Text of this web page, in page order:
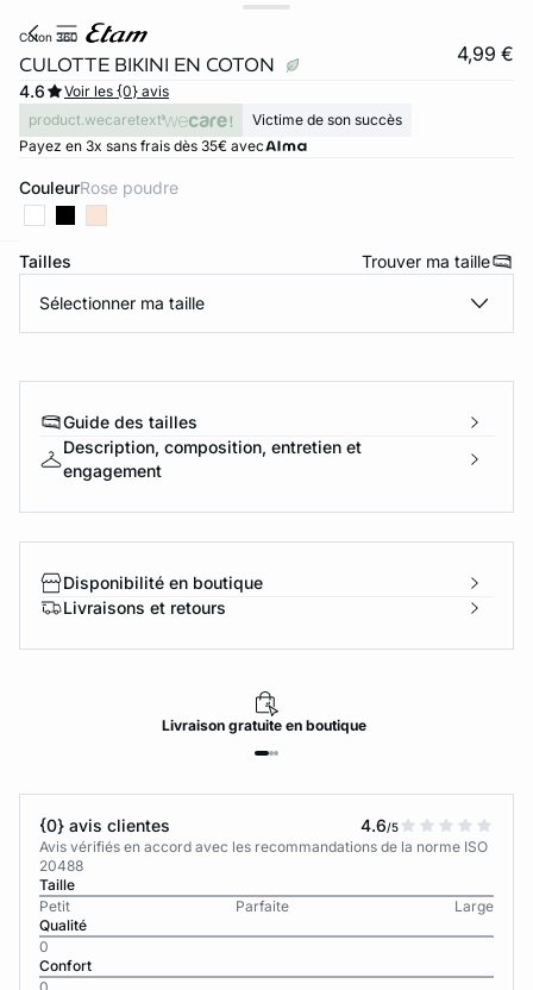
coton 360
CULOTTE BIKINI EN COTON 4,99 €
4.6
Voir les {0} avis
product.wecaretext
Victime de son succès
Payez en 3x sans frais dès 35€ avec
Couleur rose poudre
Tailles Trouver ma taille
Sélectionner ma taille
Guide des tailles
Description, composition, entretien et
engagement
Disponibilité en boutique
Livraisons et retours
Livraisongratuiteen boutique
{0} avis clientes 4.6/5
Avis vérifiés en accord avec les recommandations de la norme ISO
20488
Taille
Petit
Parfaite
Large
Qualité
0
Confort